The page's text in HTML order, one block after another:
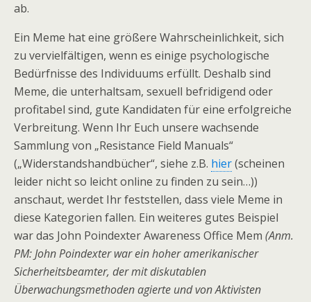
ab.
Ein Meme hat eine größere Wahrscheinlichkeit, sich
zu vervielfältigen, wenn es einige psychologische
Bedürfnisse des Individuums erfüllt. Deshalb sind
Meme, die unterhaltsam, sexuell befridigend oder
profitabel sind, gute Kandidaten für eine erfolgreiche
Verbreitung. Wenn Ihr Euch unsere wachsende
Sammlung von „Resistance Field Manuals“
(„Widerstandshandbücher“, siehe z.B. hier(scheinen
leider nicht so leicht online zu finden zu sein…))
anschaut, werdet Ihr feststellen, dass viele Meme in
diese Kategorien fallen. Ein weiteres gutes Beispiel
war das John Poindexter Awareness Office Mem (Anm.
PM: John Poindexter war ein hoher amerikanischer
Sicherheitsbeamter, der mit diskutablen
Überwachungsmethoden agierte und von Aktivisten